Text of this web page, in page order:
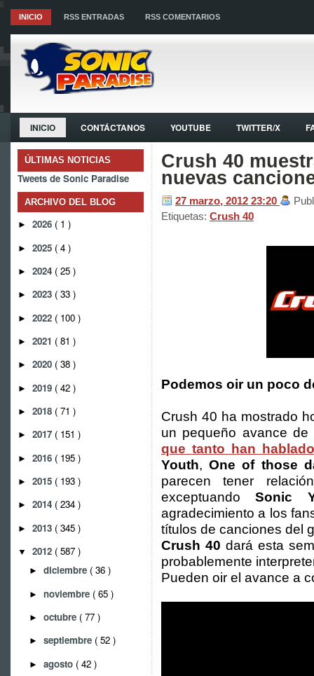
INICIO RSS ENTRADAS RSS COMENTARIOS
INICIO CONTÁCTANOS YOUTUBE TWITTER/X
ÚLTIMAS NOTICIAS
Tweets de Sonic Paradise
ARCHIVO DEL BLOG
► 2026 ( 1 )
► 2025 ( 4 )
► 2024 ( 25 )
► 2023 ( 33 )
► 2022 ( 100 )
► 2021 ( 81 )
► 2020 ( 38 )
► 2019 ( 42 )
► 2018 ( 71 )
► 2017 ( 151 )
► 2016 ( 195 )
► 2015 ( 193 )
► 2014 ( 234 )
► 2013 ( 345 )
▼ 2012 ( 587 )
► diciembre ( 36 )
► noviembre ( 65 )
► octubre ( 77 )
► septiembre ( 52 )
► agosto ( 42 )
Crush 40
nuevas
27 marzo, 2012 23:20
Etiquetas: Crush 40
Podemos oir un poco
Crush 40 ha mostrado
un pequeño avance
que tanto han
Youth,One of those
parecen tener
exceptuandoSonic
agradecimiento a los
títulos de canciones del
Crush 40 dará esta
probablemente
Pueden oir el avance a